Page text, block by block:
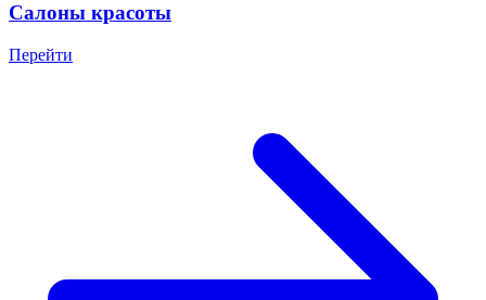
Салоны красоты
Перейти